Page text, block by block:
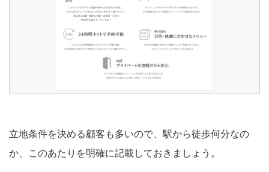
立地条件を決める顧客も多いので、駅から徒歩何分なの
か、このあたりを明確に記載しておきましょう。